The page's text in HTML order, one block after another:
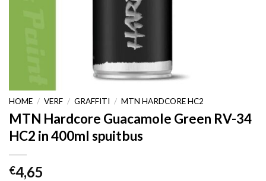
HOME / VERF / GRAFFITI / MTN HARDCORE HC2
MTN Hardcore Guacamole Green RV-34
HC2 in 400ml spuitbus
€4,65